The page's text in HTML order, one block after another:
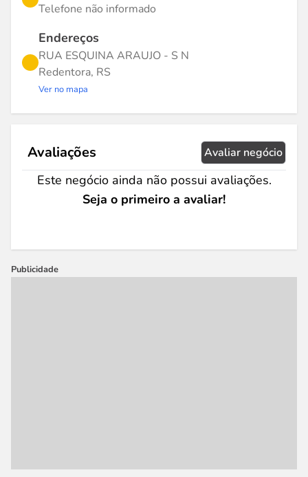
Telefone não informado
Endereços
RUA ESQUINA ARAUJO - S N
Redentora, RS
Ver no mapa
Avaliações Avaliar negócio
Este negócio ainda não possui avaliações.
Seja o primeiro a avaliar!
Publicidade